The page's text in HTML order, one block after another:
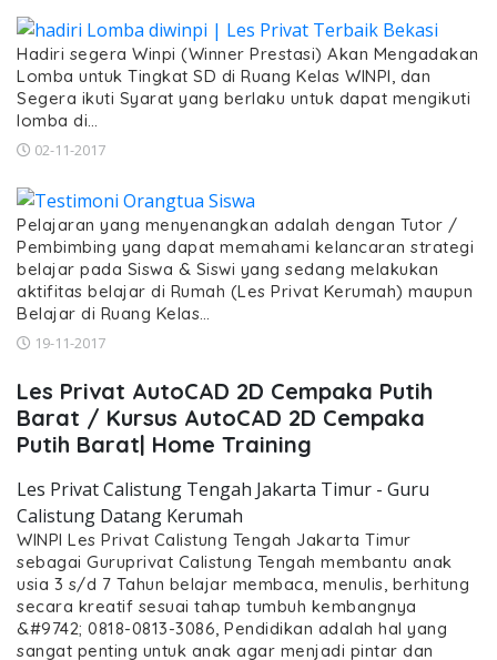
Hadiri segera Winpi (Winner Prestasi) Akan Mengadakan
Lomba untuk Tingkat SD di Ruang Kelas WINPI, dan
Segera ikuti Syarat yang berlaku untuk dapat mengikuti
lomba di…
02-11-2017
Pelajaran yang menyenangkan adalah dengan Tutor /
Pembimbing yang dapat memahami kelancaran strategi
belajar pada Siswa & Siswi yang sedang melakukan
aktifitas belajar di Rumah (Les Privat Kerumah) maupun
Belajar di Ruang Kelas…
19-11-2017
Les Privat AutoCAD 2D Cempaka Putih
Barat / Kursus AutoCAD 2D Cempaka
Putih Barat| Home Training
Les Privat Calistung Tengah Jakarta Timur - Guru
Calistung Datang Kerumah
WINPI Les Privat Calistung Tengah Jakarta Timur
sebagai Guruprivat Calistung Tengah membantu anak
usia 3 s/d 7 Tahun belajar membaca, menulis, berhitung
secara kreatif sesuai tahap tumbuh kembangnya
&#9742; 0818-0813-3086, Pendidikan adalah hal yang
sangat penting untuk anak agar menjadi pintar dan